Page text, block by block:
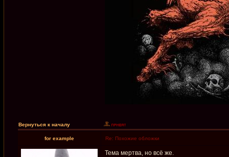
Вернуться к началу
for example Re: Похожие обложки
Тема мертва, но всё же.